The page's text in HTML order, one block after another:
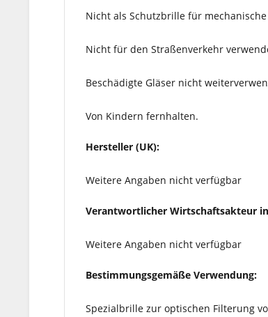
Nicht als Schutzbrille für
Nicht für den Straßenverkehr
Beschädigte Gläser nicht
Von Kindern fernhalten.
Hersteller (UK):
Weitere Angaben nicht verfügbar
Verantwortlicher Wirtschaftsakteur
Weitere Angaben nicht verfügbar
Bestimmungsgemäße Verwendung:
Spezialbrille zur optischen Filterung